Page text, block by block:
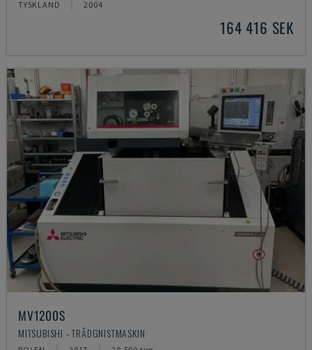
TYSKLAND 2004
164 416 SEK
MV1200S
MITSUBISHI - TRÅDGNISTMASKIN